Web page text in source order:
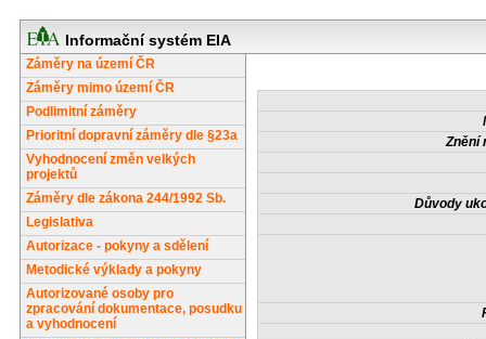
Informační systém EIA
Záměry na území ČR
Záměry mimo území ČR
Podlimitní záměry
Prioritní dopravní záměry dle §23a
Vyhodnocení změn velkých
projektů
Záměry dle zákona 244/1992 Sb.
Legislativa
Autorizace - pokyny a sdělení
Metodické výklady a pokyny
Autorizované osoby pro
zpracování dokumentace, posudku
a vyhodnocení
Znění
Důvody